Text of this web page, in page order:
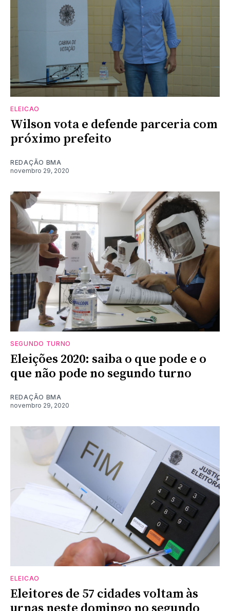
ELEICAO
Wilson vota e defende parceria com
próximo prefeito
REDAÇÃO BMA
novembro 29, 2020
SEGUNDO TURNO
Eleições 2020: saiba o que pode e o
que não pode no segundo turno
REDAÇÃO BMA
novembro 29, 2020
ELEICAO
Eleitores de 57 cidades voltam às